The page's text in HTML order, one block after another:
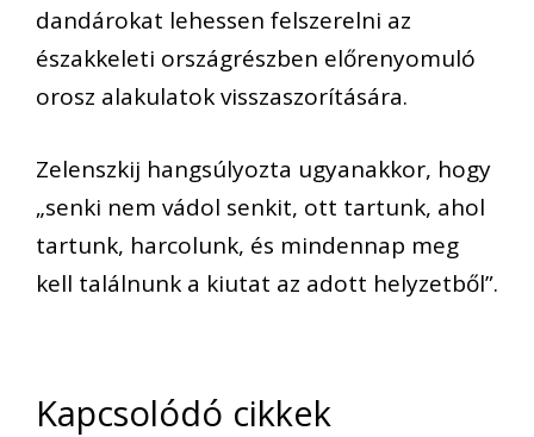
dandárokat lehessen felszerelni az
északkeleti országrészben előrenyomuló
orosz alakulatok visszaszorítására.
Zelenszkij hangsúlyozta ugyanakkor, hogy
„senki nem vádol senkit, ott tartunk, ahol
tartunk, harcolunk, és mindennap meg
kell találnunk a kiutat az adott helyzetből”.
Kapcsolódó cikkek